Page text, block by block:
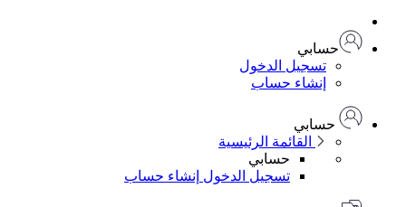
حسابي
تسجيل الدخول
إنشاء حساب
حسابي
القائمة الرئيسية
حسابي
تسجيل الدخول إنشاء حساب